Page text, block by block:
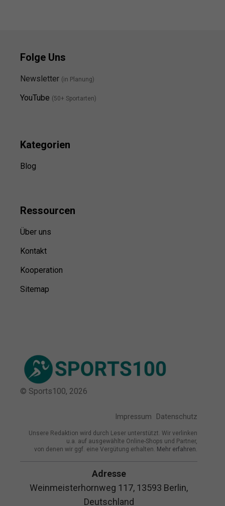
Folge Uns
Newsletter (in Planung)
YouTube (50+ Sportarten)
Kategorien
Blog
Ressourcen
Über uns
Kontakt
Kooperation
Sitemap
© Sports100, 2026
Impressum Datenschutz
Unsere Redaktion wird durch Leser unterstützt. Wir verlinken
u.a. auf ausgewählte Online-Shops und Partner,
von denen wir ggf. eine Vergütung erhalten. Mehr erfahren.
Adresse
Weinmeisterhornweg 117, 13593 Berlin,
Deutschland